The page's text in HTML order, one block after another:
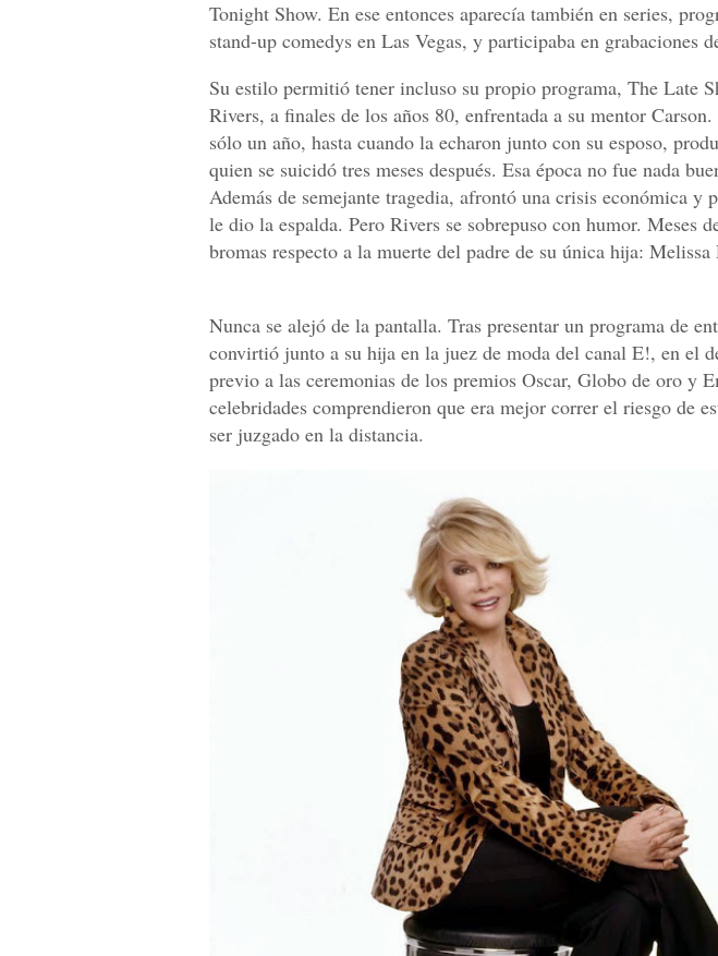
Tonight Show. En ese entonces aparecía también en series,
stand-up comedys en Las Vegas, y participaba en grabaciones
Su estilo permitió tener incluso su propio programa, The Late
Rivers, a finales de los años 80, enfrentada a su mentor
sólo un año, hasta cuando la echaron junto con su esposo,
quien se suicidó tres meses después. Esa época no fue nada
Además de semejante tragedia, afrontó una crisis económica y
le dio la espalda. Pero Rivers se sobrepuso con humor. Meses
bromas respecto a la muerte del padre de su única hija: Melissa
Nunca se alejó de la pantalla. Tras presentar un programa de
convirtió junto a su hija en la juez de moda del canal E!, en el
previo a las ceremonias de los premios Oscar, Globo de oro y
celebridades comprendieron que era mejor correr el riesgo de
ser juzgado en la distancia.